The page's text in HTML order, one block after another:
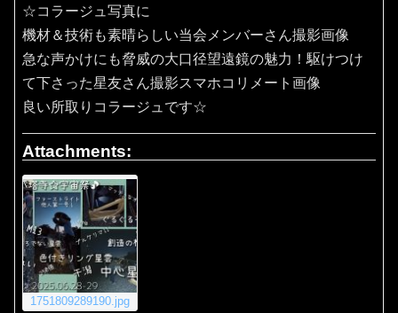
☆コラージュ写真に
機材＆技術も素晴らしい当会メンバーさん撮影画像
急な声かけにも脅威の大口径望遠鏡の魅力！駆けつけ
て下さった星友さん撮影スマホコリメート画像
良い所取りコラージュです☆
Attachments:
1751809289190.jpg